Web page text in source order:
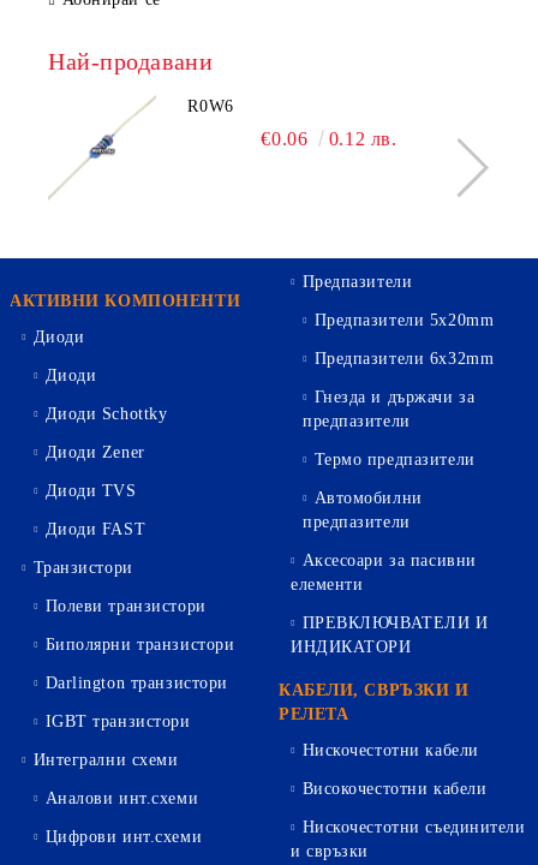
Най-продавани
R0W6
€0.06 0.12 лв.
АКТИВНИ КОМПОНЕНТИ
Диоди
Диоди
Диоди Schottky
Диоди Zener
Диоди TVS
Диоди FAST
Транзистори
Полеви транзистори
Биполярни транзистори
Darlington транзистори
IGBT транзистори
Интегрални схеми
Аналови инт.схеми
Цифрови инт.схеми
Предпазители
Предпазители 5х20mm
Предпазители 6х32mm
Гнезда и държачи за
предпазители
Термо предпазители
Автомобилни
предпазители
Аксесоари за пасивни
елементи
ПРЕВКЛЮЧВАТЕЛИ И
ИНДИКАТОРИ
КАБЕЛИ, СВРЪЗКИ И
РЕЛЕТА
Нискочестотни кабели
Високочестотни кабели
Нискочестотни съединители
и свръзки